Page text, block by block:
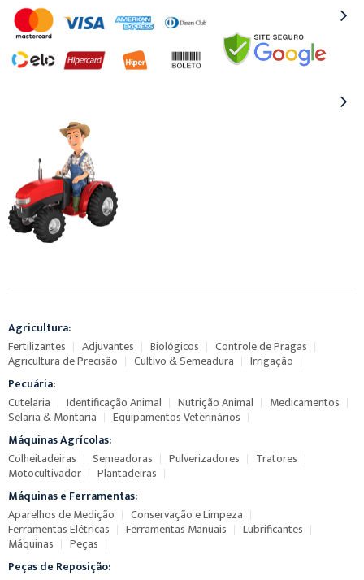
Agricultura:
Fertilizantes
Adjuvantes Biológicos Controle de Pragas
Agricultura de Precisão Cultivo & Semeadura
Irrigação
Pecuária:
Cutelaria
Identificação Animal Nutrição Animal Medicamentos
Selaria & Montaria
Equipamentos Veterinários
Máquinas Agrícolas:
Colheitadeiras
Semeadoras Pulverizadores Tratores
Motocultivador
Plantadeiras
Máquinas e Ferramentas:
Aparelhos de Medição
Conservação e Limpeza
Ferramentas Elétricas Ferramentas Manuais Lubrificantes
Máquinas
Peças
Peças de Reposição: